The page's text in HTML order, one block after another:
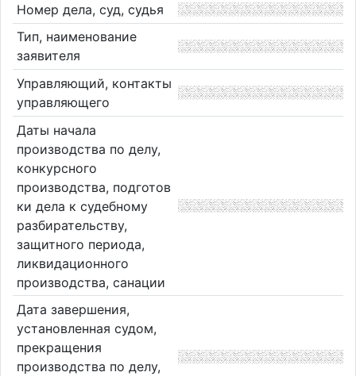
Номер дела, суд, судья
Тип, наименование
заявителя
Управляющий, контакты
управляющего
Даты начала
производства по делу,
конкурсного
производства, подготов
ки дела к судебному
разбирательству,
защитного периода,
ликвидационного
производства, санации
Дата завершения,
установленная судом,
прекращения
производства по делу,